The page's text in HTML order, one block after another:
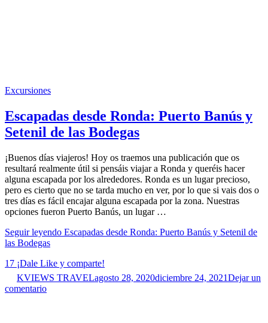
Excursiones
Escapadas desde Ronda: Puerto Banús y
Setenil de las Bodegas
¡Buenos días viajeros! Hoy os traemos una publicación que os
resultará realmente útil si pensáis viajar a Ronda y queréis hacer
alguna escapada por los alrededores. Ronda es un lugar precioso,
pero es cierto que no se tarda mucho en ver, por lo que si vais dos o
tres días es fácil encajar alguna escapada por la zona. Nuestras
opciones fueron Puerto Banús, un lugar …
Seguir leyendo Escapadas desde Ronda: Puerto Banús y Setenil de
las Bodegas
17 ¡Dale Like y comparte!
KVIEWS TRAVELagosto 28, 2020diciembre 24, 2021Dejar un
comentario